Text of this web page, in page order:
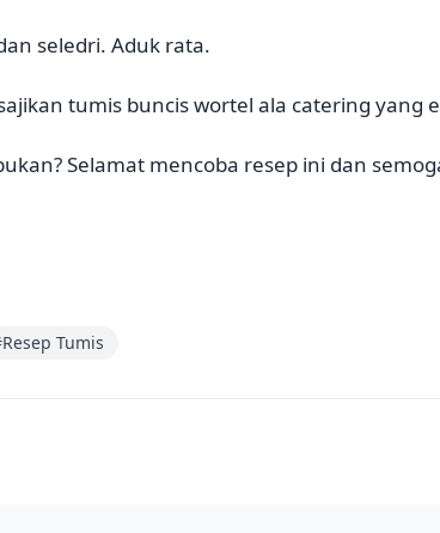
seledri. Aduk rata.
tumis buncis wortel ala catering yang
Selamat mencoba resep ini dan
Resep Tumis